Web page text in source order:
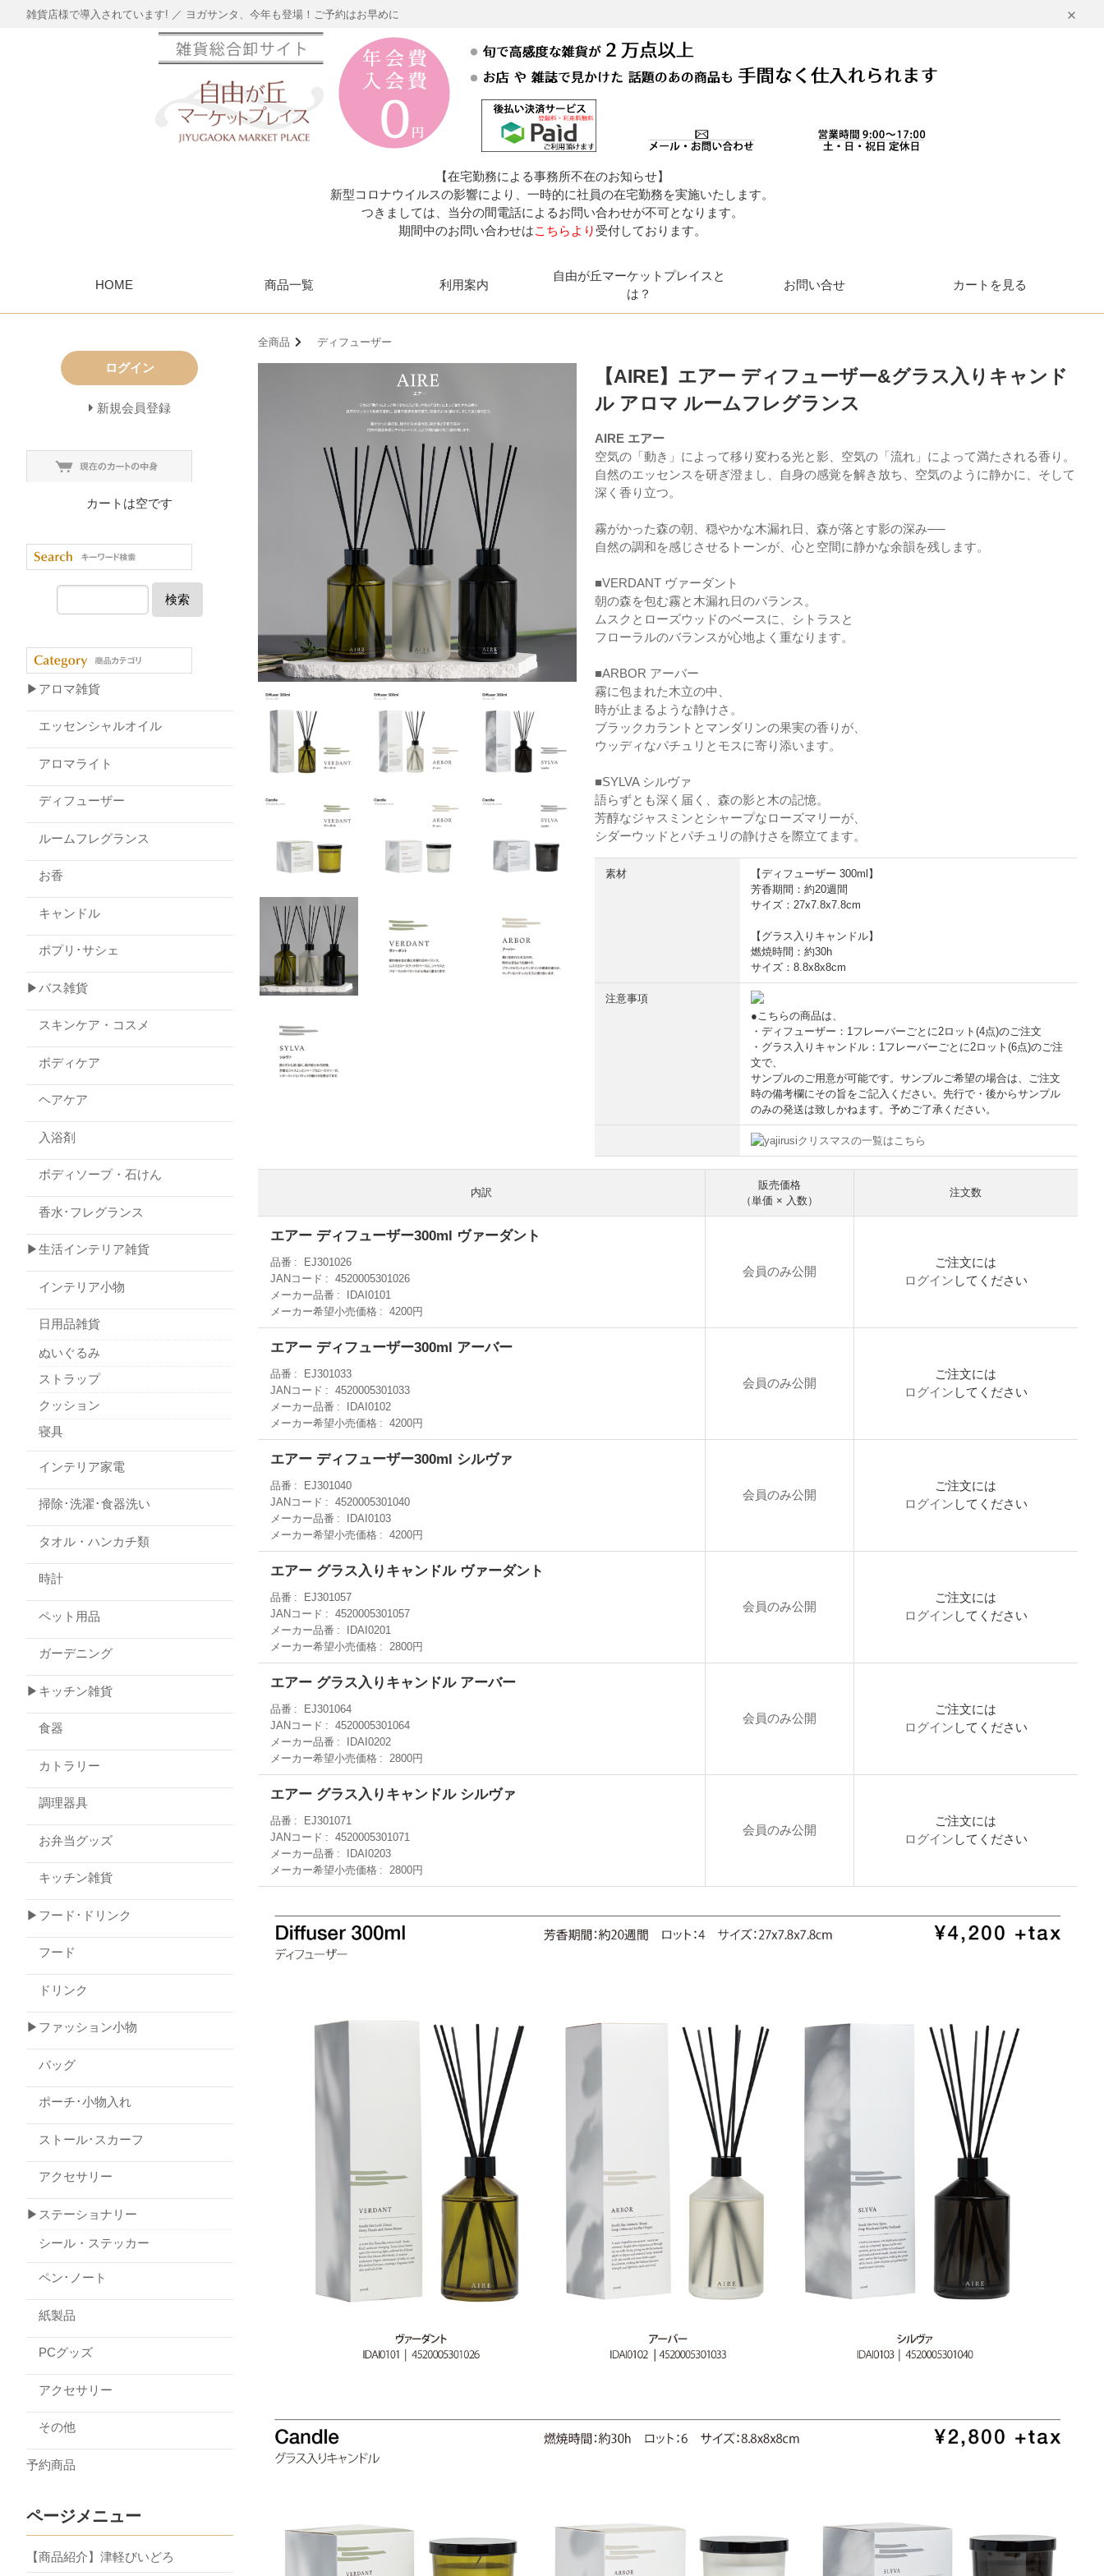
雑貨店様で導入されています! ／ ヨガサンタ、今年も登場！ご予約はお早めに
【在宅勤務による事務所不在のお知らせ】
新型コロナウイルスの影響により、一時的に社員の在宅勤務を実施いたします。
つきましては、当分の間電話によるお問い合わせが不可となります。
期間中のお問い合わせはこちらより 受付しております。
HOME 商品一覧 利用案内
自由が丘マーケットプレイスと
は？
お問い合せ カートを見る
全商品 ディフューザー
【AIRE】エアー ディフューザー&グラス入りキャンド
ル アロマ ルームフレグランス
AIRE エアー
空気の「動き」によって移り変わる光と影、空気の「流れ」によって満たされる香り。
自然のエッセンスを研ぎ澄まし、自身の感覚を解き放ち、空気のように静かに、そして
深く香り立つ。
霧がかった森の朝、穏やかな木漏れ日、森が落とす影の深み──
自然の調和を感じさせるトーンが、心と空間に静かな余韻を残します。
■VERDANT ヴァーダント
朝の森を包む霧と木漏れ日のバランス。
ムスクとローズウッドのベースに、シトラスと
フローラルのバランスが心地よく重なります。
■ARBOR アーバー
霧に包まれた木立の中、
時が止まるような静けさ。
ブラックカラントとマンダリンの果実の香りが、
ウッディなパチュリとモスに寄り添います。
■SYLVA シルヴァ
語らずとも深く届く、森の影と木の記憶。
芳醇なジャスミンとシャープなローズマリーが、
シダーウッドとパチュリの静けさを際立てます。
素材
【ディフューザー 300ml】
芳香期間：約20週間
サイズ：27x7.8x7.8cm
【グラス入りキャンドル】
燃焼時間：約30h
サイズ：8.8x8x8cm
注意事項
●こちらの商品は、
・ディフューザー：1フレーバーごとに2ロット(4点)のご注文
・グラス入りキャンドル：1フレーバーごとに2ロット(6点)のご注
文で、
サンプルのご用意が可能です。サンプルご希望の場合は、ご注文
時の備考欄にその旨をご記入ください。先行で・後からサンプル
のみの発送は致しかねます。予めご了承ください。
クリスマスの一覧はこちら
内訳
販売価格
（単価 × 入数）
注文数
エアー ディフューザー300ml ヴァーダント
品番
EJ301026
JANコード
4520005301026
メーカー品番
IDAI0101
メーカー希望小売価格
4200円
会員のみ公開
ご注文には
ログイン してください
エアー ディフューザー300ml アーバー
品番
EJ301033
JANコード
4520005301033
メーカー品番
IDAI0102
メーカー希望小売価格
4200円
会員のみ公開
ご注文には
ログイン してください
エアー ディフューザー300ml シルヴァ
品番
EJ301040
JANコード
4520005301040
メーカー品番
IDAI0103
メーカー希望小売価格
4200円
会員のみ公開
ご注文には
ログイン してください
エアー グラス入りキャンドル ヴァーダント
品番
EJ301057
JANコード
4520005301057
メーカー品番
IDAI0201
メーカー希望小売価格
2800円
会員のみ公開
ご注文には
ログイン してください
エアー グラス入りキャンドル アーバー
品番
EJ301064
JANコード
4520005301064
メーカー品番
IDAI0202
メーカー希望小売価格
2800円
会員のみ公開
ご注文には
ログイン してください
エアー グラス入りキャンドル シルヴァ
品番
EJ301071
JANコード
4520005301071
メーカー品番
IDAI0203
メーカー希望小売価格
2800円
会員のみ公開
ご注文には
ログイン してください
ログイン
新規会員登録
カートは空です
検索
▶アロマ雑貨
エッセンシャルオイル
アロマライト
ディフューザー
ルームフレグランス
お香
キャンドル
ポプリ･サシェ
▶バス雑貨
スキンケア・コスメ
ボディケア
ヘアケア
入浴剤
ボディソープ・石けん
香水･フレグランス
▶生活インテリア雑貨
インテリア小物
日用品雑貨
ぬいぐるみ
ストラップ
クッション
寝具
インテリア家電
掃除･洗濯･食器洗い
タオル・ハンカチ類
時計
ペット用品
ガーデニング
▶キッチン雑貨
食器
カトラリー
調理器具
お弁当グッズ
キッチン雑貨
▶フード･ドリンク
フード
ドリンク
▶ファッション小物
バッグ
ポーチ･小物入れ
ストール･スカーフ
アクセサリー
▶ステーショナリー
シール・ステッカー
ペン･ノート
紙製品
PCグッズ
アクセサリー
その他
予約商品
ページメニュー
【商品紹介】津軽びいどろ